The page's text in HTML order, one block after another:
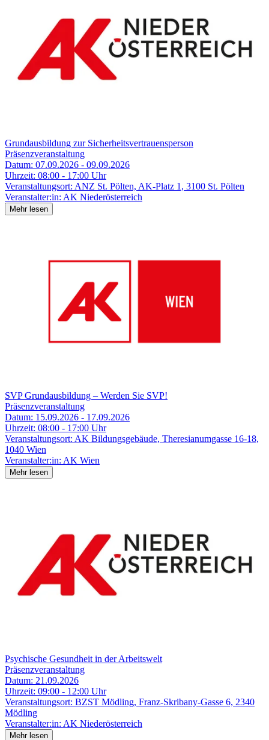
Grundausbildung zur Sicherheitsvertrauensperson
Präsenzveranstaltung
Datum: 07.09.2026 - 09.09.2026
Uhrzeit: 08:00 - 17:00 Uhr
Veranstaltungsort: ANZ St. Pölten, AK-Platz 1, 3100 St. Pölten
Veranstalter:in: AK Niederösterreich
Mehr lesen
SVP Grundausbildung – Werden Sie SVP!
Präsenzveranstaltung
Datum: 15.09.2026 - 17.09.2026
Uhrzeit: 08:00 - 17:00 Uhr
Veranstaltungsort: AK Bildungsgebäude, Theresianumgasse 16-18,
1040 Wien
Veranstalter:in: AK Wien
Mehr lesen
Psychische Gesundheit in der Arbeitswelt
Präsenzveranstaltung
Datum: 21.09.2026
Uhrzeit: 09:00 - 12:00 Uhr
Veranstaltungsort: BZST Mödling, Franz-Skribany-Gasse 6, 2340
Mödling
Veranstalter:in: AK Niederösterreich
Mehr lesen